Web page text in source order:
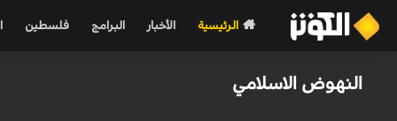
الرئيسية الأخبار البرامج فلسطين
النهوض الاسلامي